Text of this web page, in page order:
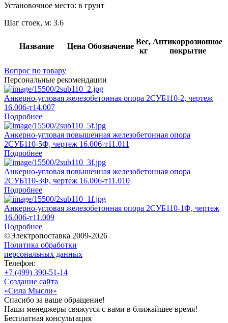
Установочное место: в грунт
Шаг стоек, м: 3.6
Название Цена Обозначение
Вес,
кг
Антикоррозионное
покрытие
Вопрос по товару
Персональные рекомендации
Анкерно-угловая железобетонная опора 2СУБ110-2, чертеж
16.006-т14.007
Подробнее
Анкерно-угловая повышенная железобетонная опора
2СУБ110-5Ф, чертеж 16.006-т11.011
Подробнее
Анкерно-угловая повышенная железобетонная опора
2СУБ110-3Ф, чертеж 16.006-т11.010
Подробнее
Анкерно-угловая железобетонная опора 2СУБ110-1Ф, чертеж
16.006-т11.009
Подробнее
©Электропоставка 2009-2026
Политика обработки
персональных данных
Телефон:
+7 (499) 390-51-14
Создание сайта
«Сила Мысли»
Спасибо за ваше обращение!
Наши менеджеры свяжутся с вами в ближайшее время!
Бесплатная консультация